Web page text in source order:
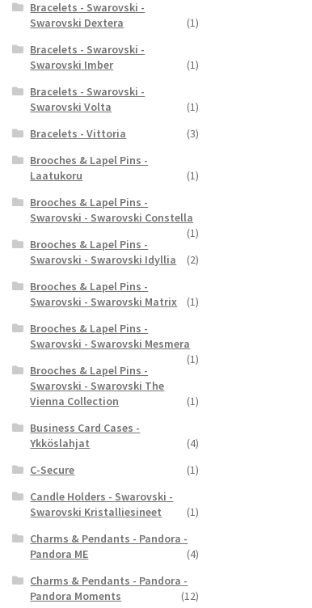
Bracelets - Swarovski -
Swarovski Dextera
(1)
Bracelets - Swarovski -
Swarovski Imber
(1)
Bracelets - Swarovski -
Swarovski Volta
(1)
Bracelets - Vittoria
(3)
Brooches & Lapel Pins -
Laatukoru
(1)
Brooches & Lapel Pins -
Swarovski - Swarovski Constella
(1)
Brooches & Lapel Pins -
Swarovski - Swarovski Idyllia
(2)
Brooches & Lapel Pins -
Swarovski - Swarovski Matrix
(1)
Brooches & Lapel Pins -
Swarovski - Swarovski Mesmera
(1)
Brooches & Lapel Pins -
Swarovski - Swarovski The
Vienna Collection
(1)
Business Card Cases -
Ykköslahjat
(4)
C-Secure
(1)
Candle Holders - Swarovski -
Swarovski Kristalliesineet
(1)
Charms & Pendants - Pandora -
Pandora ME
(4)
Charms & Pendants - Pandora -
Pandora Moments
(12)